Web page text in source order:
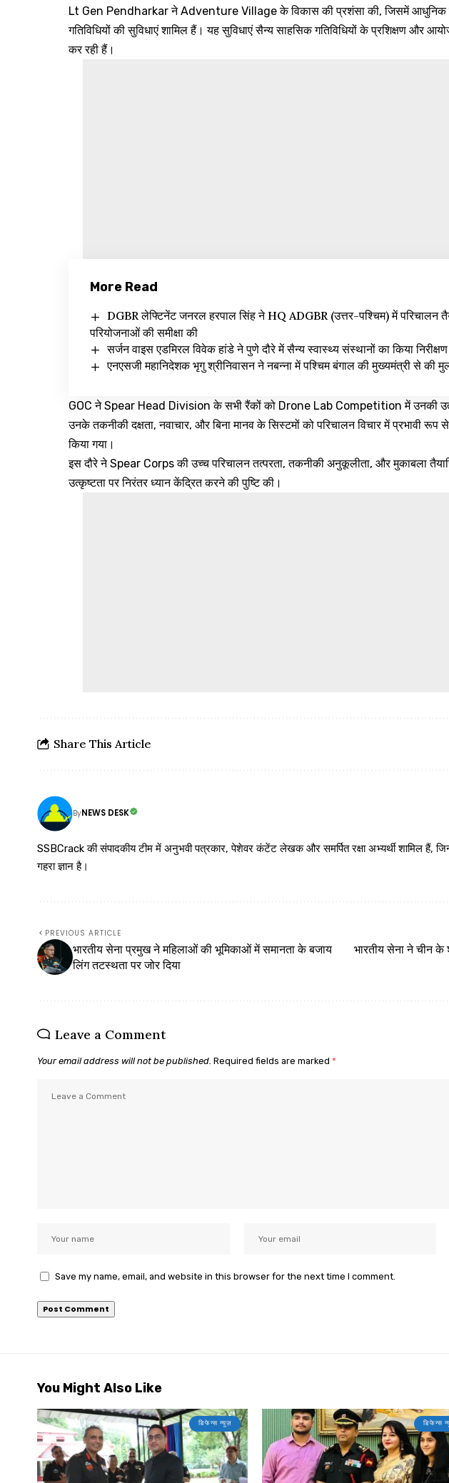
Lt Gen Pendharkar ने Adventure Village के विकास की प्रशंसा की, जिसमें आधुनिक
गतिविधियों की सुविधाएं शामिल हैं। यह सुविधाएं सैन्य साहसिक गतिविधियों के प्रशिक्षण और
कर रही हैं।
More Read
DGBR लेफ्टिनेंट जनरल हरपाल सिंह ने HQ ADGBR (उत्तर-पश्चिम) में परिचालन
परियोजनाओं की समीक्षा की
सर्जन वाइस एडमिरल विवेक हांडे ने पुणे दौरे में सैन्य स्वास्थ्य संस्थानों का किया निरीक्षण
एनएसजी महानिदेशक भृगु श्रीनिवासन ने नबन्ना में पश्चिम बंगाल की मुख्यमंत्री से की
GOC ने Spear Head Division के सभी रैंकों को Drone Lab Competition में उनकी
उनके तकनीकी दक्षता, नवाचार, और बिना मानव के सिस्टमों को परिचालन विचार में प्रभावी
किया गया।
इस दौरे ने Spear Corps की उच्च परिचालन तत्परता, तकनीकी अनुकूलीता, और मुकाबला
उत्कृष्टता पर निरंतर ध्यान केंद्रित करने की पुष्टि की।
Share This Article
ByNEWS DESK
SSBCrack की संपादकीय टीम में अनुभवी पत्रकार, पेशेवर कंटेंट लेखक और समर्पित रक्षा अभ्यर्थी शामिल हैं,
गहरा ज्ञान है।
PREVIOUS ARTICLE
भारतीय सेना प्रमुख ने महिलाओं की भूमिकाओं में समानता के बजाय
लिंग तटस्थता पर जोर दिया
भारतीय सेना ने चीन के
Leave a Comment
Your email address will not be published. Required fields are marked *
Save my name, email, and website in this browser for the next time I comment.
You Might Also Like
डिफेन्स न्यूज़ डिफेन्स